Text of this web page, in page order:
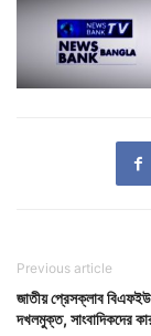
Previous article
জাতীয় প্রেসক্লাব
দখলমুক্ত, সাংবাদিকদের